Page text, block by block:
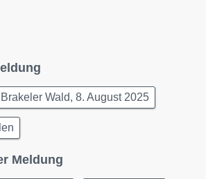
Wald, 8. August 2025
Meldung